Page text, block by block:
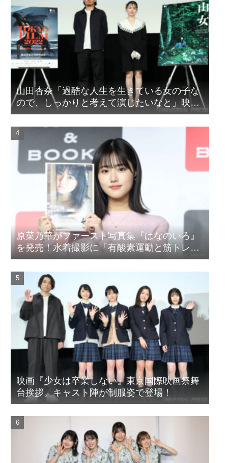
山田杏奈「過酷な人生を生きている女の子な
ので、しっかりと考えて演じたいなと」映画
『山女』東京国際映画祭Q&A
原菜乃華がファースト写真集『はなのいろ』
を発売！水着撮影に「有酸素運動と筋トレを
頑張りました」
映画『少女は卒業しない』東京国際映画祭舞
台挨拶。キャスト陣が制服姿で登場！